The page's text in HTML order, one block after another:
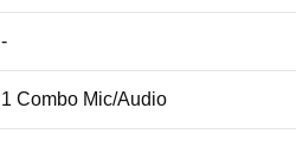
-
1 Combo Mic/Audio